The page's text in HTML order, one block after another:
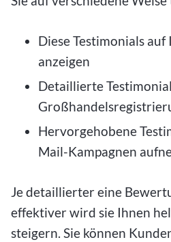
Diese Testimonials
anzeigen
Detaillierte
Hervorgehobene
Mail-Kampagnen
Je detaillierter eine
effektiver wird sie Ihnen
steigern. Sie können